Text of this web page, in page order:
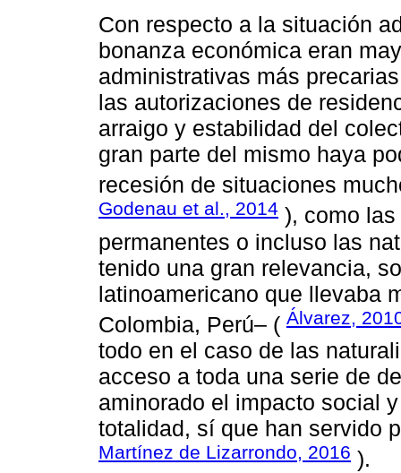
Con respecto a la situación
bonanza económica eran
administrativas más
las autorizaciones de
arraigo y estabilidad del
gran parte del mismo haya
recesión de situaciones
Godenau et al., 2014 ), como
permanentes o incluso las
tenido una gran relevancia,
latinoamericano que llevaba
Colombia, Perú– ( Álvarez,
todo en el caso de las
acceso a toda una serie de
aminorado el impacto social
totalidad, sí que han servido
Martínez de Lizarrondo, 2016 ).